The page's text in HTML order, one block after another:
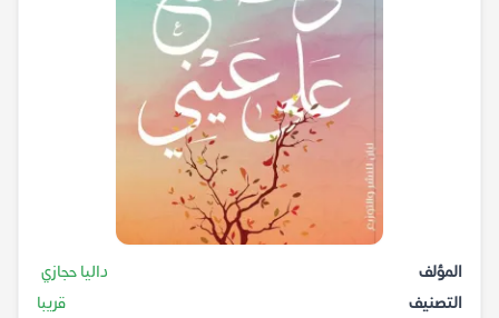
المؤلف
داليا حجازي
التصنيف
قريبا